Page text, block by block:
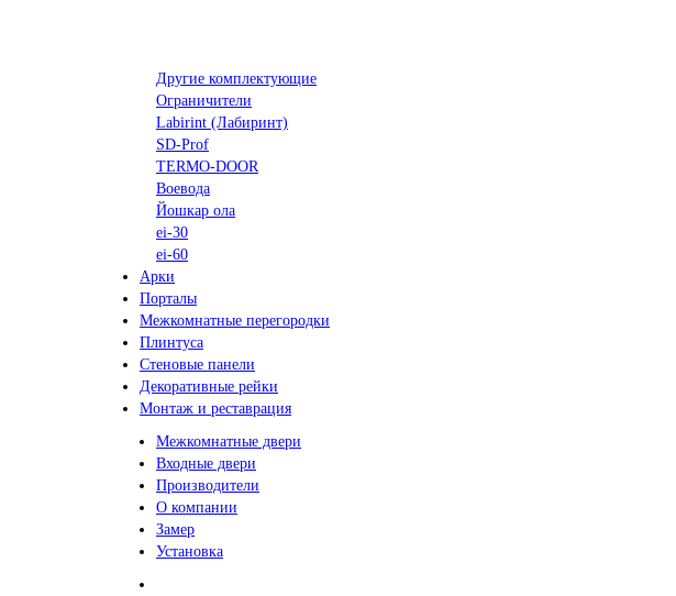
Другие комплектующие
Ограничители
Labirint (Лабиринт)
SD-Prof
TERMO-DOOR
Воевода
Йошкар ола
ei-30
ei-60
Арки
Порталы
Межкомнатные перегородки
Плинтуса
Стеновые панели
Декоративные рейки
Монтаж и реставрация
Межкомнатные двери
Входные двери
Производители
О компании
Замер
Установка